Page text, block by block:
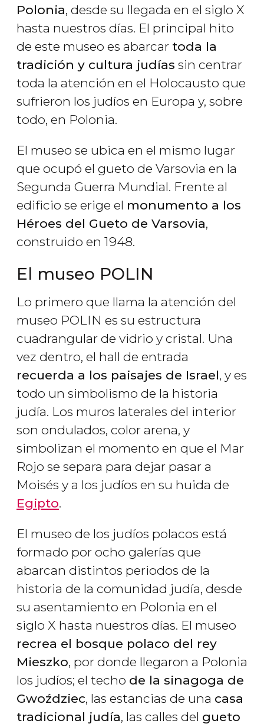
Polonia, desde su llegada en el siglo X
hasta nuestros días. El principal hito
de este museo es abarcar toda la
tradición y cultura judías sin centrar
toda la atención en el Holocausto que
sufrieron los judíos en Europa y, sobre
todo, en Polonia.
El museo se ubica en el mismo lugar
que ocupó el gueto de Varsovia en la
Segunda Guerra Mundial. Frente al
edificio se erige el monumento a los
Héroes del Gueto de Varsovia,
construido en 1948.
El museo POLIN
Lo primero que llama la atención del
museo POLIN es su estructura
cuadrangular de vidrio y cristal. Una
vez dentro, el hall de entrada
recuerda a los paisajes de Israel, y es
todo un simbolismo de la historia
judía. Los muros laterales del interior
son ondulados, color arena, y
simbolizan el momento en que el Mar
Rojo se separa para dejar pasar a
Moisés y a los judíos en su huida de
Egipto.
El museo de los judíos polacos está
formado por ocho galerías que
abarcan distintos periodos de la
historia de la comunidad judía, desde
su asentamiento en Polonia en el
siglo X hasta nuestros días. El museo
recrea el bosque polaco del rey
Mieszko, por donde llegaron a Polonia
los judíos; el techo de la sinagoga de
Gwoździec, las estancias de una casa
tradicional judía, las calles del gueto